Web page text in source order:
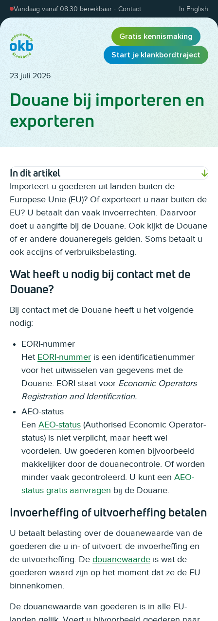
Overslaan en inhoud weergeven
Vandaag vanaf 08:30 bereikbaar · Contact In English
Gratis kennismaking
Start je klankbordtraject
23 juli 2026
Douane bij importeren en
exporteren
In dit artikel
Importeert u goederen uit landen buiten de
Europese Unie (EU)? Of exporteert u naar buiten de
EU? U betaalt dan vaak invoerrechten. Daarvoor
doet u aangifte bij de Douane. Ook kijkt de Douane
of er andere douaneregels gelden. Soms betaalt u
ook accijns of verbruiksbelasting.
Wat heeft u nodig bij contact met de
Douane?
Bij contact met de Douane heeft u het volgende
nodig:
EORI-nummer
Het EORI-nummer is een identificatienummer
voor het uitwisselen van gegevens met de
Douane. EORI staat voor Economic Operators
Registration and Identification.
AEO-status
Een AEO-status (Authorised Economic Operator-
status) is niet verplicht, maar heeft wel
voordelen. Uw goederen komen bijvoorbeeld
makkelijker door de douanecontrole. Of worden
minder vaak gecontroleerd. U kunt een AEO-
status gratis aanvragen bij de Douane.
Invoerheffing of uitvoerheffing betalen
U betaalt belasting over de douanewaarde van de
goederen die u in- of uitvoert: de invoerheffing en
de uitvoerheffing. De douanewaarde is wat de
goederen waard zijn op het moment dat ze de EU
binnenkomen.
De douanewaarde van goederen is in alle EU-